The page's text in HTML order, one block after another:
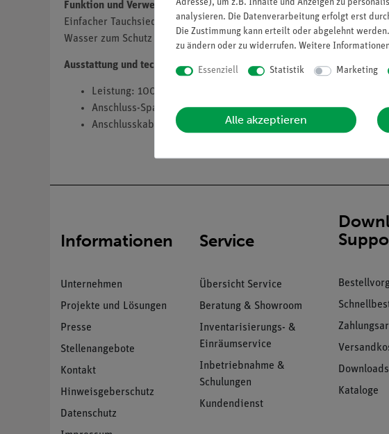
Funktion und Verwendung
Einfacher Tauchsieder mit Schutzkontakt-Stecker und
Wasser zum Schutz vor Brand oder weiteren Sachschäden eine
Ausstattung und technische Daten
Leistung: 1000 W
Anschluss-Spannung: 220...250 V -/~
Anschlusskabel (80 cm) mit Schutzkontaktstecker
Informationen
Unternehmen
Projekte und Lösungen
Presse
Stellenangebote
Kontakt
Hinweisgeberschutz
Datenschutz
Service
Übersicht Service
Beratung & Showroom
Inventarisierungs- &
Einräumservice
Inbetriebnahme &
Schulungen
Kundendienst
Downloads
Kataloge
Adresse), um z.B. Inhalte und Anzeigen zu
analysieren. Die Datenverarbeitung erfolgt erst
Die Zustimmung kann erteilt oder abgelehnt
zu ändern oder zu widerrufen. Weitere
Essenziell Statistik Marketing
Alle akzeptieren